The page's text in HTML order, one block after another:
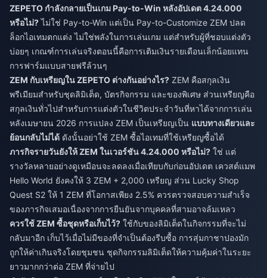
ZEPETO กำลังกลายเป็นเกม Pay-to-Win หลังอัปเดต 4.24.000
หรือไม่?ไม่ใช่ Pay-to-Win แต่เป็น Pay-to-Customize ZEM ปลด
ล็อกไอเทมตกแต่ง ไม่ใช่พลังในการเล่นเกม แต่สำหรับผู้ที่ชอบแต่งตัว
บ่อยๆ เกณฑ์การเล่นจริงตอนนี้คือการเติมเงินรายเดือนเล็กน้อยแทน
การฟาร์มแบบสายฟรีล้วนๆ
ZEM กับเหรียญใน ZEPETO ต่างกันอย่างไร? ZEM คือสกุลเงิน
พรีเมียมสำหรับชุดลิมิเต็ด, บัตรกิจกรรม และของพิเศษ ส่วนเหรียญคือ
สกุลเงินทั่วไปสำหรับการแต่งตัวในชีวิตประจำวันที่หาได้จากการเล่น
หลังเมษายน 2026 การแปลง ZEM เป็นเหรียญเป็น แบบทางเดียวและ
ย้อนกลับไม่ได้ ดังนั้นอย่าใช้ ZEM ซื้อไอเทมที่ใช้เหรียญซื้อได้
ภารกิจรายวันยังให้ ZEM ในเวอร์ชัน 4.24.000 หรือไม่? ใช่ แต่
รางวัลหลายอย่างดูเหมือนจะลดลงเมื่อเทียบกับก่อนอัปเดต เควสต์แมพ
Hello World ยังคงให้ 3 ZEM + 2,000 เหรียญ ส่วน Lucky Shop
Quest S2 ให้ 1 ZEM ที่โอกาสเพียง 2.5% ควรตรวจสอบความสำเร็จ
ของภารกิจเสมอเนื่องจากการยืนยันจากบุคคลที่สามอาจล้มเหลว
ควรใช้ ZEM ซื้อชุดหรือเก็บไว้? ใช้กับของลิมิเต็ดในกิจกรรมที่จะไม่
กลับมาอีก เก็บไว้เมื่อไม่มีของที่จำเป็นต้องรีบซื้อ การสุ่มกาชาปองมัก
ถูกให้ค่าเกินจริงโดยชุมชน ชุดกิจกรรมลิมิเต็ดให้ความคุ้มค่าในระยะ
ยาวมากกว่าต่อ ZEM ที่จ่ายไป